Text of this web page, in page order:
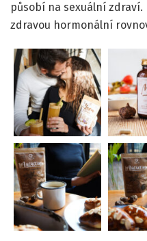
působí na sexuální
zdravou hormonální